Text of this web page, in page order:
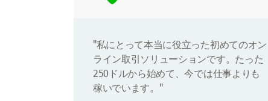
"私にとって本当に役立った初めてのオン
ライン取引ソリューションです。たった
250ドルから始めて、今では仕事よりも
稼いでいます。"